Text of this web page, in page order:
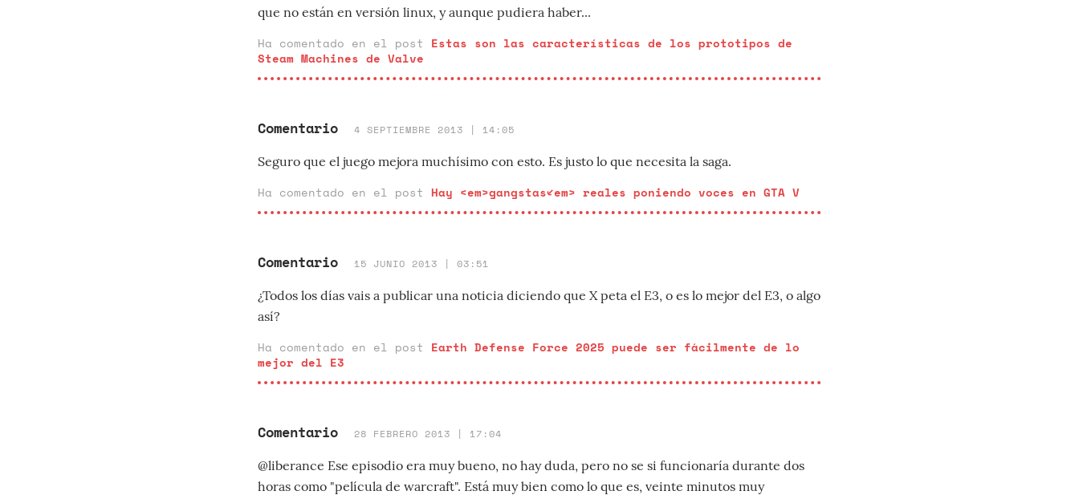
que no están en versión linux, y aunque pudiera haber...
Ha comentado en el post Estas son las características de los prototipos de
Steam Machines de Valve
Comentario 4 SEPTIEMBRE 2013 | 14:05
Seguro que el juego mejora muchísimo con esto. Es justo lo que necesita la saga.
Ha comentado en el post Hay <em>gangstas</em> reales poniendo voces en GTA V
Comentario 15 JUNIO 2013 | 03:51
¿Todos los días vais a publicar una noticia diciendo que X peta el E3, o es lo mejor del E3, o algo
así?
Ha comentado en el post Earth Defense Force 2025 puede ser fácilmente de lo
mejor del E3
Comentario 28 FEBRERO 2013 | 17:04
@liberance Ese episodio era muy bueno, no hay duda, pero no se si funcionaría durante dos
horas como "película de warcraft". Está muy bien como lo que es, veinte minutos muy